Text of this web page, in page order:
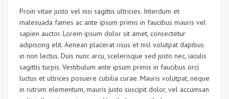
Proin vitae justo vel nisi sagittis ultricies. Interdum et
malesuada fames ac ante ipsum primis in faucibus mauris vel
sapien auctor. Lorem ipsum dolor sit amet, consectetur
adipiscing elit. Aenean placerat risus et nisl volutpat dapibus
in non lectus. Duis nunc arcu, scelerisque sed justo nec, iaculis
sagittis turpis. Vestibulum ante ipsum primis in faucibus orci
luctus et ultrices posuere cubilia curae. Mauris volutpat, neque
in rutrum elementum, mauris justo suscipit dolor, vel accumsan